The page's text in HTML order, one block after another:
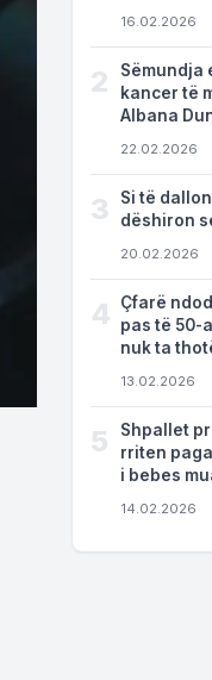
16.02.2026
2
Sëmundja
kancer të
Albana
22.02.2026
3
Si të
dëshiron
20.02.2026
4
Çfarë
pas të 50-
nuk ta
13.02.2026
5
Shpallet
rriten
i bebes
14.02.2026